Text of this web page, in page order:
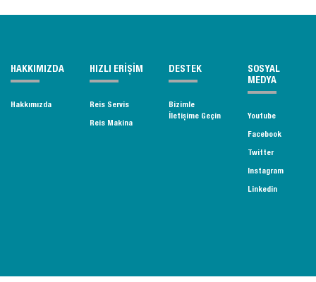
HAKKIMIZDA
Hakkımızda
HIZLI ERİŞİM
Reis Servis
Reis Makina
DESTEK
Bizimle
İletişime Geçin
SOSYAL
MEDYA
Youtube
Facebook
Twitter
Instagram
Linkedin